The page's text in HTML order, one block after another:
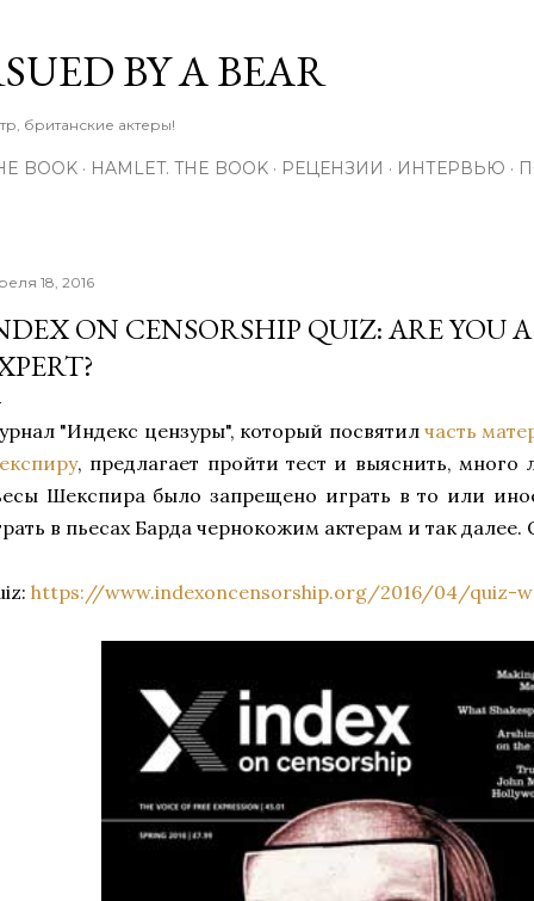
BY A BEAR
британские актеры!
BOOK HAMLET. THE BOOK РЕЦЕНЗИИ ИНТЕРВЬЮ
18, 2016
ON CENSORSHIP QUIZ: ARE YOU A
"Индекс цензуры", который посвятил часть
, предлагает пройти тест и выяснить,
Шекспира было запрещено играть в то или
в пьесах Барда чернокожим актерам и так далее.
https://www.indexoncensorship.org/2016/04/quiz-